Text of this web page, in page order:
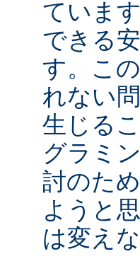
ていま
できる
す。こ
れない
生じる
グラミ
討のた
ようと
は変え